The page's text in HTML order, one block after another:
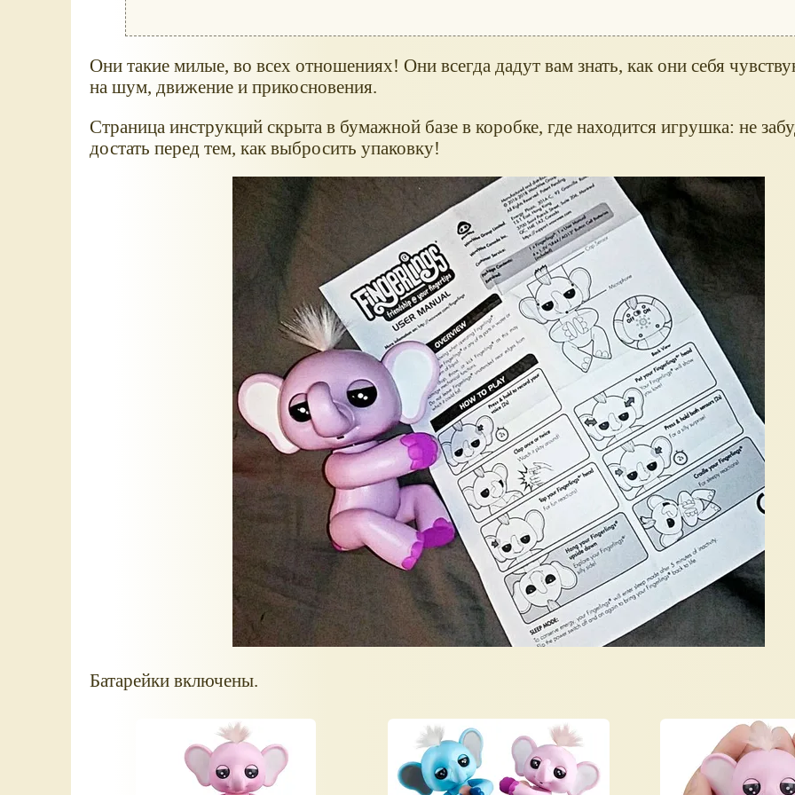
Они такие милые, во всех отношениях! Они всегда дадут вам знать, как они себя
на шум, движение и прикосновения.
Страница инструкций скрыта в бумажной базе в коробке, где находится игрушка: не
достать перед тем, как выбросить упаковку!
Батарейки включены.